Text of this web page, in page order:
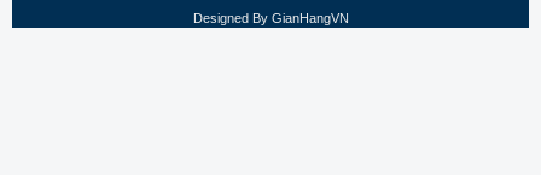
Designed By GianHangVN